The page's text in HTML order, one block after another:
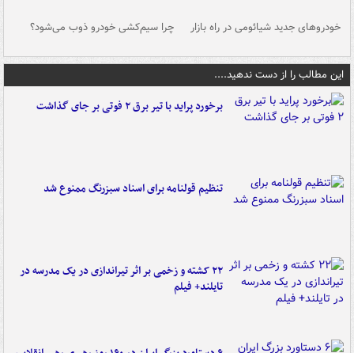
خودروهای جدید شیائومی در راه بازار چرا سیم‌کشی خودرو ذوب می‌شود؟
این مطالب را از دست ندهید....
برخورد پراید با تیر برق ۲ فوتی بر جای گذاشت
تنظیم قولنامه برای اسناد سبزرنگ ممنوع شد
۲۲ کشته و زخمی بر اثر تیراندازی در یک مدرسه در
تایلند+ فیلم